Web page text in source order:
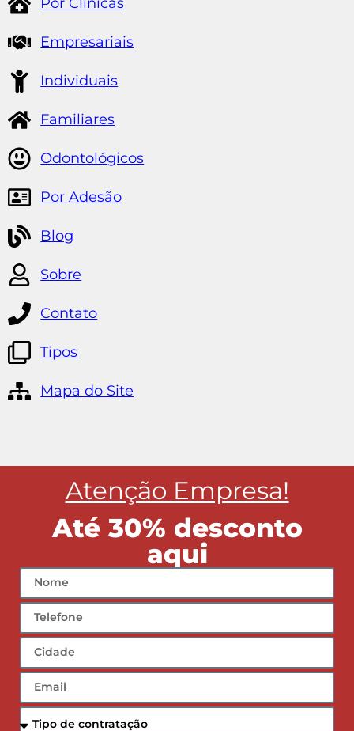
Empresariais
Individuais
Familiares
Odontológicos
Por Adesão
Blog
Sobre
Contato
Tipos
Mapa do Site
Atenção Empresa!
Até 30% desconto
aqui